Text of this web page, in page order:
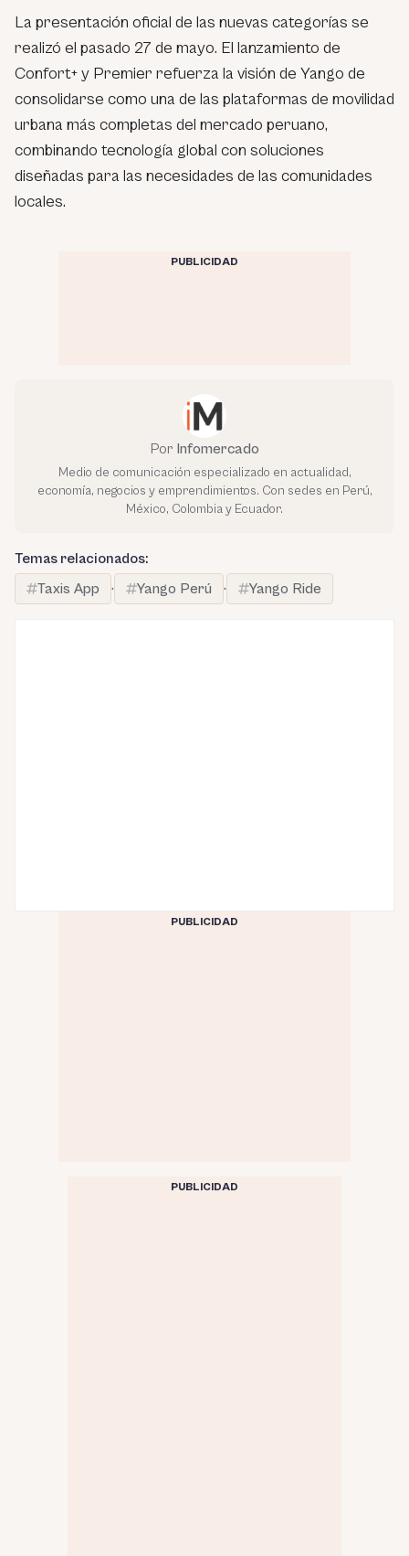
La presentación oficial de las nuevas categorías se
realizó el pasado 27 de mayo. El lanzamiento de
Confort+ y Premier refuerza la visión de Yango de
consolidarse como una de las plataformas de movilidad
urbana más completas del mercado peruano,
combinando tecnología global con soluciones
diseñadas para las necesidades de las comunidades
locales.
PUBLICIDAD
Por Infomercado
Medio de comunicación especializado en actualidad,
economía, negocios y emprendimientos. Con sedes en Perú,
México, Colombia y Ecuador.
Temas relacionados:
Taxis App
· Yango Perú · Yango Ride
PUBLICIDAD
PUBLICIDAD